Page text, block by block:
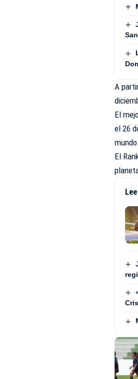
A
El
el 26
mundo.
El